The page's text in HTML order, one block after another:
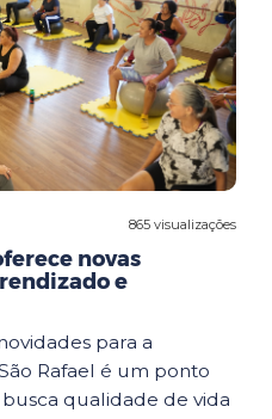
865 visualizações
novas
e
para a
Rafael é um ponto
qualidade de vida